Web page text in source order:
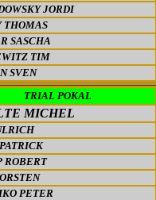
JORDI
THOMAS
SASCHA
TIM
SVEN
TRIAL POKAL
MICHEL
ROBERT
PETER